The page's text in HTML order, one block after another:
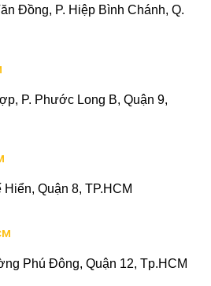
Đồng, P. Hiệp Bình Chánh, Q.
P. Phước Long B, Quận 9,
Hiển, Quận 8, TP.HCM
Phú Đông, Quận 12, Tp.HCM